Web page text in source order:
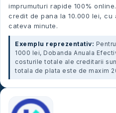
imprumuturi rapide 100%
credit de pana la 10.000 lei, cu
cateva minute.
Exemplu reprezentativ:
1000 lei, Dobanda Anuala
costurile totale ale creditarii
totala de plata este de maxim